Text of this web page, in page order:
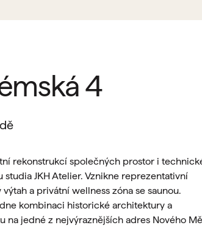
4
rekonstrukcí společných prostor i
studia JKH Atelier. Vznikne reprezentativní
a privátní wellness zóna se saunou.
kombinaci historické architektury a
na jedné z nejvýraznějších adres Nového